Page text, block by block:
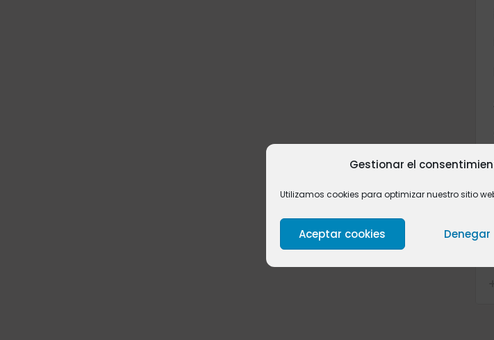
Gestionar el
Utilizamos cookies para optimizar nuestro sitio
Aceptar cookies Denegar